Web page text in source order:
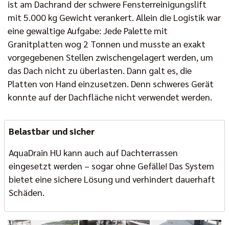
ist am Dachrand der schwere Fensterreinigungslift
mit 5.000 kg Gewicht verankert. Allein die Logistik war
eine gewaltige Aufgabe: Jede Palette mit
Granitplatten wog 2 Tonnen und musste an exakt
vorgegebenen Stellen zwischengelagert werden, um
das Dach nicht zu überlasten. Dann galt es, die
Platten von Hand einzusetzen. Denn schweres Gerät
konnte auf der Dachfläche nicht verwendet werden.
Belastbar und sicher
AquaDrain HU kann auch auf Dachterrassen
eingesetzt werden – sogar ohne Gefälle! Das System
bietet eine sichere Lösung und verhindert dauerhaft
Schäden.